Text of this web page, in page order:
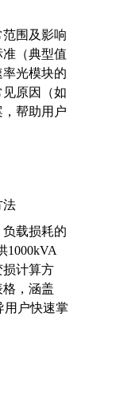
围及影响
（典型值
率光模块的
原因（如
帮助用户
法
载损耗的
1000kVA
损计算方
，涵盖
用户快速掌